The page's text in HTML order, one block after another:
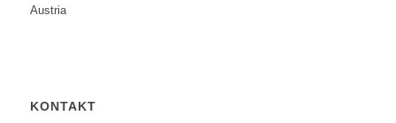
Austria
KONTAKT